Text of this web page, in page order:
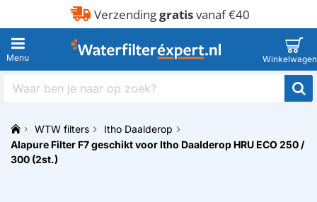
Verzendinggratisvanaf €40
Waar
naar
op
zoek?
h
o
WTW filters
Itho Daalderop
Alapure Filter F7 geschikt voor Itho Daalderop HRU ECO 250 /
300 (2st.)